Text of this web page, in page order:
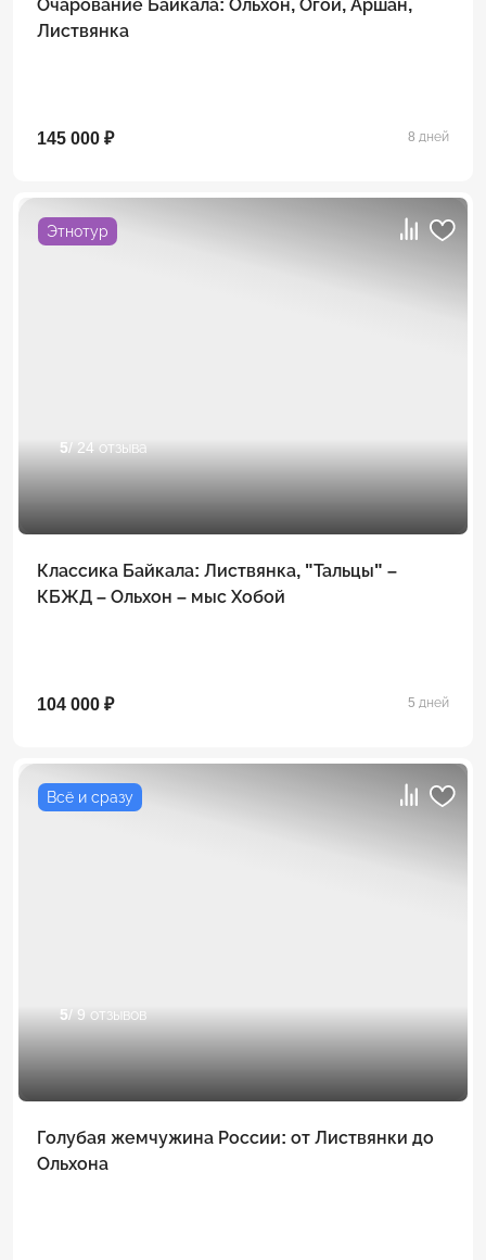
Очарование Байкала: Ольхон, Огой, Аршан,
Листвянка
145 000 ₽ 8 дней
Этнотур
5/ 24 отзыва
Классика Байкала: Листвянка, "Тальцы" –
КБЖД – Ольхон – мыс Хобой
104 000 ₽ 5 дней
Всё и сразу
5/ 9 отзывов
Голубая жемчужина России: от Листвянки до
Ольхона